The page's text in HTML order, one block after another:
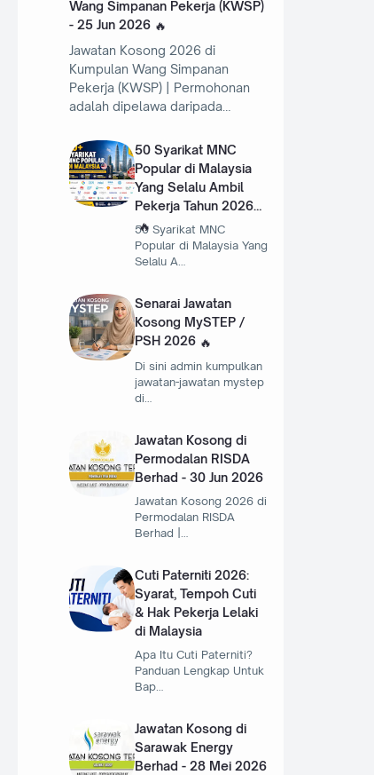
Wang Simpanan Pekerja (KWSP)
- 25 Jun 2026
Jawatan Kosong 2026 di
Kumpulan Wang Simpanan
Pekerja (KWSP) | Permohonan
adalah dipelawa daripada…
50 Syarikat MNC
Popular di Malaysia
Yang Selalu Ambil
Pekerja Tahun 2026
50 Syarikat MNC
Popular di Malaysia Yang
Selalu A…
Senarai Jawatan
Kosong MySTEP /
PSH 2026
Di sini admin kumpulkan
jawatan-jawatan mystep
di…
Jawatan Kosong di
Permodalan RISDA
Berhad - 30 Jun 2026
Jawatan Kosong 2026 di
Permodalan RISDA
Cuti Paterniti 2026:
Syarat, Tempoh Cuti
& Hak Pekerja Lelaki
di Malaysia
Apa Itu Cuti Paterniti?
Panduan Lengkap Untuk
Bap…
Jawatan Kosong di
Sarawak Energy
Berhad - 28 Mei 2026